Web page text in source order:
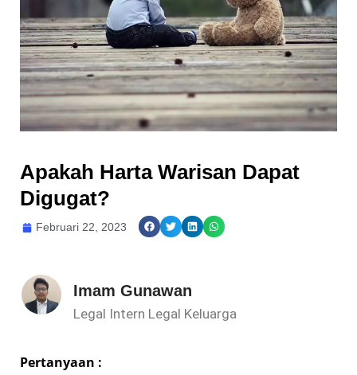
Apakah Harta Warisan Dapat
Digugat?
Februari 22, 2023
Imam Gunawan
Legal Intern Legal Keluarga
Pertanyaan :